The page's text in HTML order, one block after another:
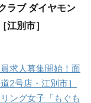
ラブ ダイヤモン
江別市］
求人募集開始！面
2号店・江別市］
ング女子「もぐも